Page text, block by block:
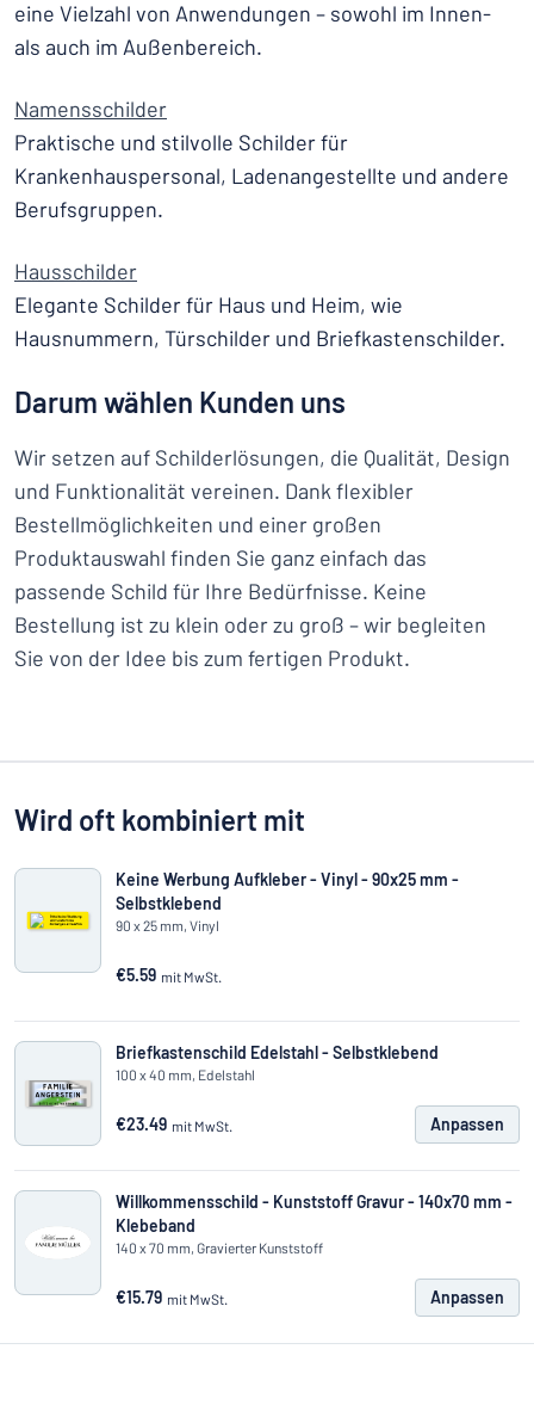
eine Vielzahl von Anwendungen – sowohl im Innen-
als auch im Außenbereich.
Namensschilder
Praktische und stilvolle Schilder für
Krankenhauspersonal, Ladenangestellte und andere
Berufsgruppen.
Hausschilder
Elegante Schilder für Haus und Heim, wie
Hausnummern, Türschilder und Briefkastenschilder.
Darum wählen Kunden uns
Wir setzen auf Schilderlösungen, die Qualität, Design
und Funktionalität vereinen. Dank flexibler
Bestellmöglichkeiten und einer großen
Produktauswahl finden Sie ganz einfach das
passende Schild für Ihre Bedürfnisse. Keine
Bestellung ist zu klein oder zu groß – wir begleiten
Sie von der Idee bis zum fertigen Produkt.
Wird oft kombiniert mit
Keine Werbung Aufkleber - Vinyl - 90x25 mm -
Selbstklebend
90 x 25 mm, Vinyl
€5.59 mit MwSt.
Briefkastenschild Edelstahl - Selbstklebend
100 x 40 mm, Edelstahl
€23.49 mit MwSt. Anpassen
Willkommensschild - Kunststoff Gravur - 140x70 mm -
Klebeband
140 x 70 mm, Gravierter Kunststoff
€15.79 mit MwSt. Anpassen